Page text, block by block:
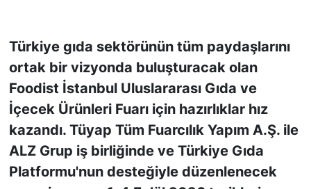
Türkiye gıda sektörünün tüm paydaşlarını
ortak bir vizyonda buluşturacak olan
Foodist İstanbul Uluslararası Gıda ve
İçecek Ürünleri Fuarı için hazırlıklar hız
kazandı. Tüyap Tüm Fuarcılık Yapım A.Ş. ile
ALZ Grup iş birliğinde ve Türkiye Gıda
Platformu'nun desteğiyle düzenlenecek
KONGRE TAKVİMİ
RÖPORTAJLAR
BİYOGRAFİLER